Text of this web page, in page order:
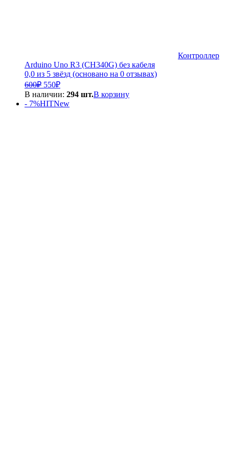
Контроллер
Arduino Uno R3 (CH340G) без кабеля
0,0 из 5 звёзд (основано на 0 отзывах)
600₽ Первоначальная
цена
составляла
550₽Текущая
цена:
550₽.
В наличии: 294 шт.В корзину
- 7%HITNew